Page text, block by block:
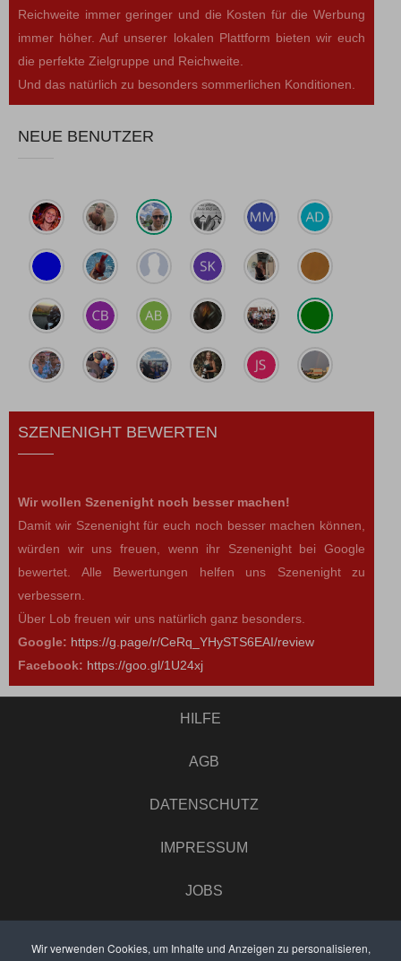
Wir verwenden Cookies, um Inhalte und Anzeigen zu personalisieren,
Reichweite immer geringer und die Kosten für die Werbung
immer höher. Auf unserer lokalen Plattform bieten wir euch
die perfekte Zielgruppe und Reichweite.
Und das natürlich zu besonders sommerlichen Konditionen.
NEUE BENUTZER
SZENENIGHT BEWERTEN
Wir wollen Szenenight noch besser machen!
Damit wir Szenenight für euch noch besser machen können,
würden wir uns freuen, wenn ihr Szenenight bei Google
bewertet. Alle Bewertungen helfen uns Szenenight zu
verbessern.
Über Lob freuen wir uns natürlich ganz besonders.
Google: https://g.page/r/CeRq_YHySTS6EAI/review
Facebook: https://goo.gl/1U24xj
HILFE
AGB
DATENSCHUTZ
IMPRESSUM
JOBS